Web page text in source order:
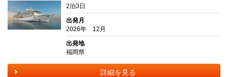
2泊3日
出発月
2026年 12月
出発地
福岡県
詳細を見る